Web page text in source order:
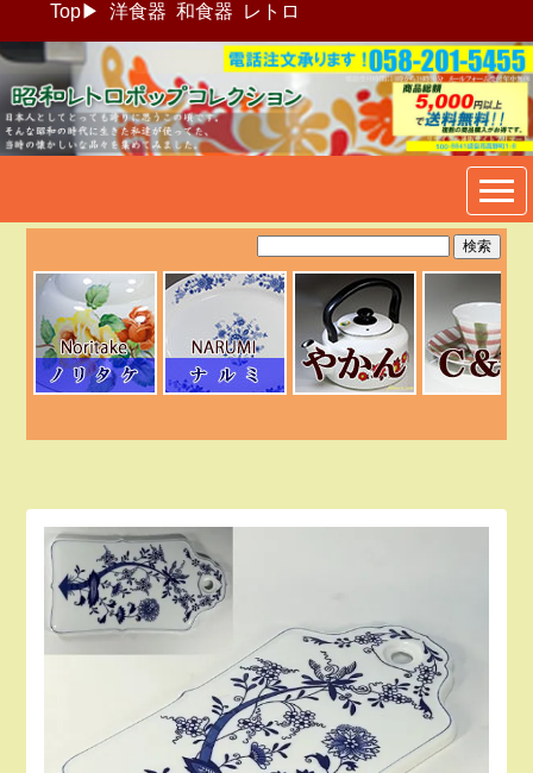
Top▶ 洋食器 和食器 レトロ
昭和レトロポップ食器生活雑
貨通販＠フリマート